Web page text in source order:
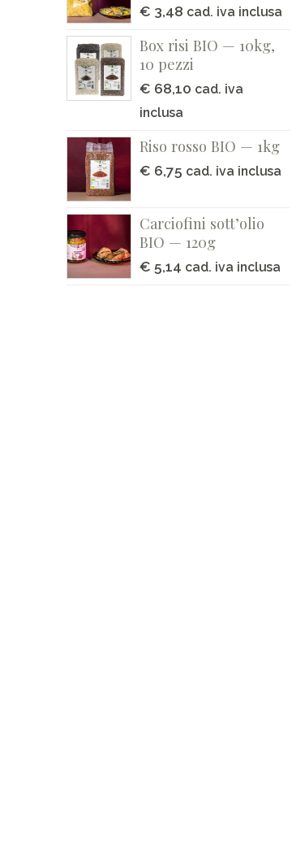
€ 3,48 cad. iva inclusa
Box risi BIO — 10kg,
10 pezzi
€ 68,10 cad. iva
inclusa
Riso rosso BIO — 1kg
€ 6,75 cad. iva inclusa
Carciofini sott’olio
BIO — 120g
€ 5,14 cad. iva inclusa